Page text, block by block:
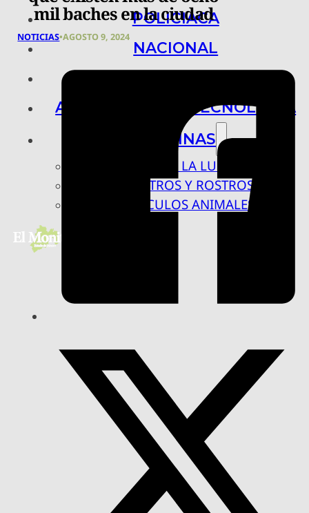
POLICIACA
NACIONAL
ARTE, CIENCIA Y TECNOLOGÍA
COLUMNAS
BAJO LA LUPA
RASTROS Y ROSTROS
VÍNCULOS ANIMALES
mil baches en la ciudad
NOTICIAS•AGOSTO 9, 2024